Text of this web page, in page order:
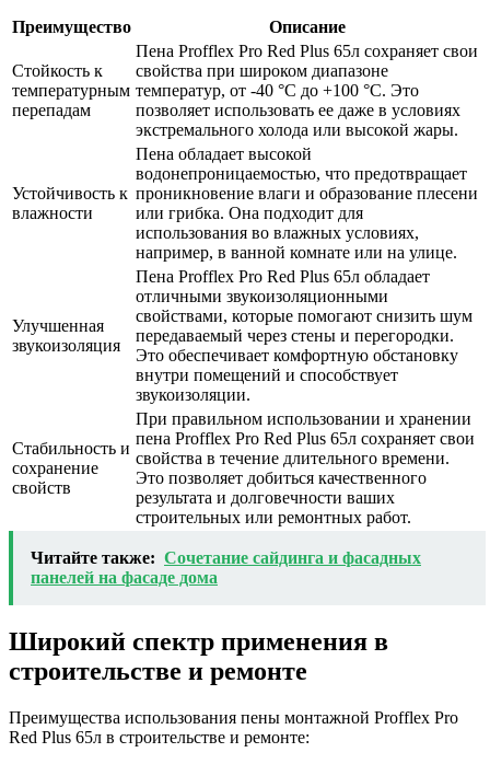
Преимущество Описание
Стойкость к
температурным
перепадам
Пена Profflex Pro Red Plus 65л сохраняет свои
свойства при широком диапазоне
температур, от -40 °C до +100 °C. Это
позволяет использовать ее даже в условиях
экстремального холода или высокой жары.
Устойчивость к
влажности
Пена обладает высокой
водонепроницаемостью, что предотвращает
проникновение влаги и образование плесени
или грибка. Она подходит для
использования во влажных условиях,
например, в ванной комнате или на улице.
Улучшенная
звукоизоляция
Пена Profflex Pro Red Plus 65л обладает
отличными звукоизоляционными
свойствами, которые помогают снизить шум
передаваемый через стены и перегородки.
Это обеспечивает комфортную обстановку
внутри помещений и способствует
звукоизоляции.
Стабильность и
сохранение
свойств
При правильном использовании и хранении
пена Profflex Pro Red Plus 65л сохраняет свои
свойства в течение длительного времени.
Это позволяет добиться качественного
результата и долговечности ваших
строительных или ремонтных работ.
Читайте также: Сочетание сайдинга и фасадных
панелей на фасаде дома
Широкий спектр применения в
строительстве и ремонте
Преимущества использования пены монтажной Profflex Pro
Red Plus 65л в строительстве и ремонте: